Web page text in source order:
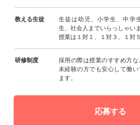
教える生徒
生徒は幼児、小学生、中学
生、社会人までいらっしゃいま
授業は１対１、１対３、１対
研修制度
採用の際は授業のすすめ方な
未経験の方でも安心して働
ます。
応募する